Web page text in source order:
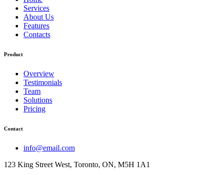
Services
About Us
Features
Contacts
Product
Overview
Testimonials
Team
Solutions
Pricing
Contact
info@email.com
123 King Street West, Toronto, ON, M5H 1A1